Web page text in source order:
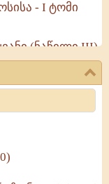
- I ტომი
(ნაწილი III)
- II ტომი